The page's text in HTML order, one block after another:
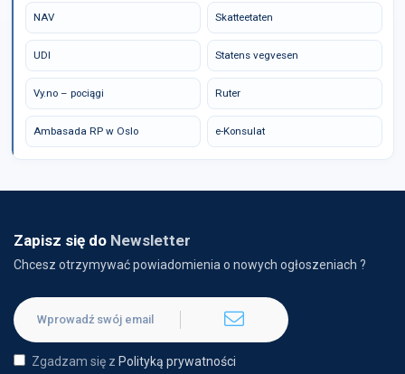
NAV Skatteetaten
UDI Statens vegvesen
Vy.no – pociągi Ruter
Ambasada RP w Oslo e-Konsulat
Zapisz się do Newsletter
Chcesz otrzymywać powiadomienia o nowych ogłoszeniach ?
Zgadzam się z Polityką prywatności